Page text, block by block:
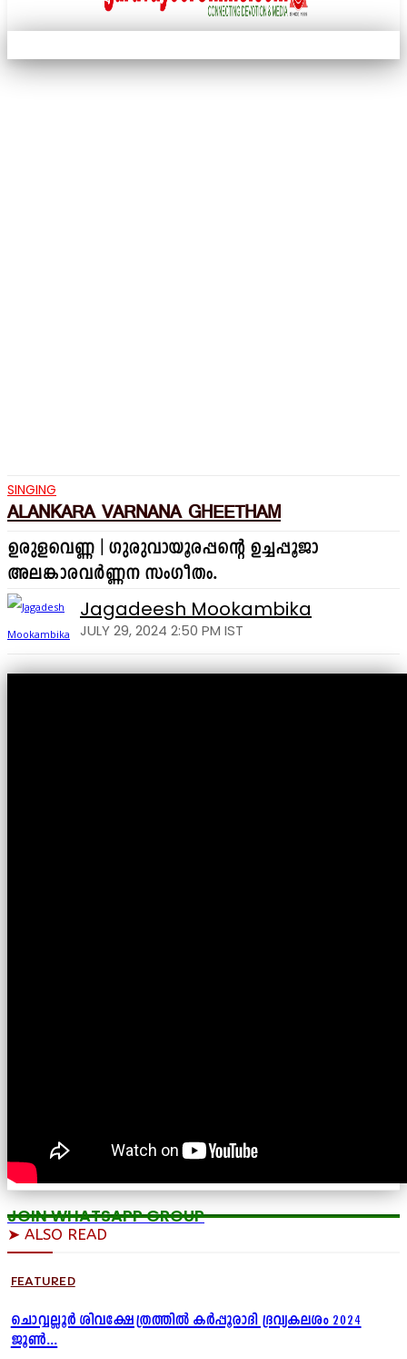
SINGING
ALANKARA VARNANA GHEETHAM
ഉരുളവെണ്ണ | ഗുരുവായൂരപ്പന്റെ ഉച്ചപ്പൂജാ
അലങ്കാരവർണ്ണന സംഗീതം.
Jagadeesh Mookambika
JULY 29, 2024 2:50 PM IST
JOIN WHATSAPP GROUP
➤ ALSO READ
FEATURED
ചൊവ്വല്ലൂർ ശിവക്ഷേത്രത്തിൽ കർപ്പൂരാദി ദ്രവ്യകലശം 2024
ജൂൺ...